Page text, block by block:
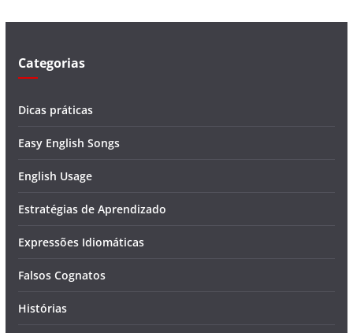
Categorias
Dicas práticas
Easy English Songs
English Usage
Estratégias de Aprendizado
Expressões Idiomáticas
Falsos Cognatos
Histórias